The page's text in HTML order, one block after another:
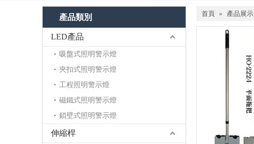
產品類別
LED產品
吸盤式照明警示燈
夾扣式照明警示燈
工程照明警示燈
磁鐵式照明警示燈
鎖壁式照明警示燈
伸縮桿
首頁 » 產品展示